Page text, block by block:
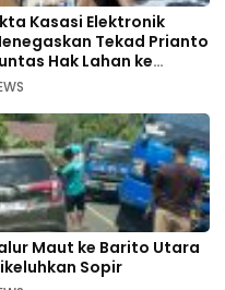
Kasasi Elektronik
Tekad Prianto
Hak Lahan ke
Agung
Maut ke Barito Utara
Sopir